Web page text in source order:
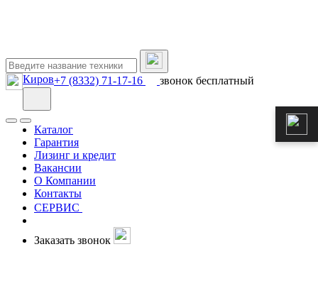
Киров+7 (8332) 71-17-16 звонок бесплатный
Каталог
Гарантия
Лизинг и кредит
Вакансии
О Компании
Контакты
СЕРВИС
Заказать звонок